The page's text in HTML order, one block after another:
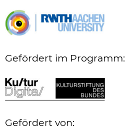
Gefördert im Programm:
Gefördert von: